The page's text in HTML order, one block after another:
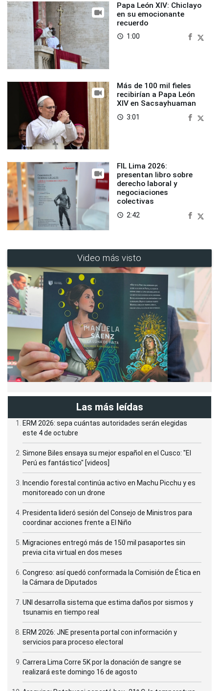
Papa León XIV: Chiclayo
en su emocionante
recuerdo
access_time 1:00
Más de 100 mil fieles
recibirían a Papa León
XIV en Sacsayhuaman
access_time 3:01
FIL Lima 2026:
presentan libro sobre
derecho laboral y
negociaciones
colectivas
access_time 2:42
Video más visto
Las más leídas
ERM 2026: sepa cuántas autoridades serán elegidas
este 4 de octubre
Simone Biles ensaya su mejor español en el Cusco: "El
Perú es fantástico" [videos]
Incendio forestal continúa activo en Machu Picchu y es
monitoreado con un drone
Presidenta lideró sesión del Consejo de Ministros para
coordinar acciones frente a El Niño
Migraciones entregó más de 150 mil pasaportes sin
previa cita virtual en dos meses
Congreso: así quedó conformada la Comisión de Ética en
la Cámara de Diputados
UNI desarrolla sistema que estima daños por sismos y
tsunamis en tiempo real
ERM 2026: JNE presenta portal con información y
servicios para proceso electoral
Carrera Lima Corre 5K por la donación de sangre se
realizará este domingo 16 de agosto